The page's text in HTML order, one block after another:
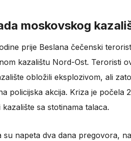
moskovskog
prije Beslana čečenski
kazalištu Nord-Ost. Teroristi
obložili eksplozivom, ali
policijska akcija. Kriza je počela
kazalište sa stotinama talaca.
su napeta dva dana pregovora,